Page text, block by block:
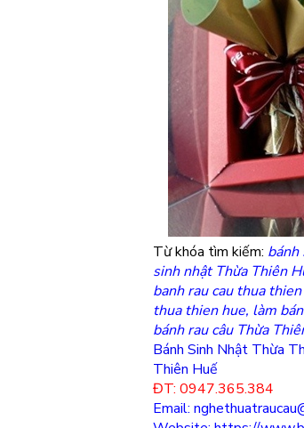
Từ khóa tìm kiếm: bánh
sinh nhật Thừa Thiên
banh rau cau thua
thua thien hue, làm
bánh rau câu Thừa
Bánh Sinh Nhật Thừa
Thiên Huế
ĐT: 0947.365.384
Email: